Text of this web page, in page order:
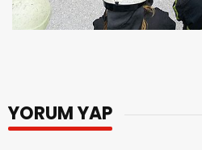
YORUM YAP